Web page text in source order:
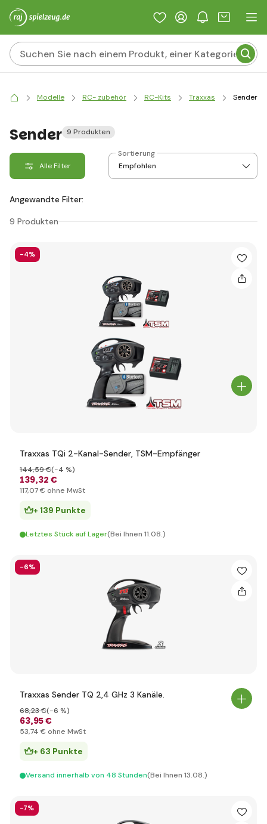
Modelle RC- zubehör RC-Kits Traxxas Sender
Sender 9 Produkten
Alle Filter
Sortierung
Angewandte Filter:
9 Produkten
-4%
Traxxas TQi 2-Kanal-Sender, TSM-Empfänger
139,32 €
144,59 €(-4 %)
117,07 € ohne MwSt
+ 139 Punkte
Letztes Stück auf Lager(Bei Ihnen 11.08.)
-6%
Traxxas Sender TQ 2,4 GHz 3 Kanäle.
63,95 €
68,23 €(-6 %)
53,74 € ohne MwSt
+ 63 Punkte
Versand innerhalb von 48 Stunden(Bei Ihnen 13.08.)
-7%